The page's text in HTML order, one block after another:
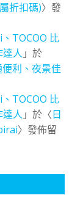
折扣碼)〉發
TOCOO 比
達人 」於
利、夜景佳
TOCOO 比
達人 」於〈日
〉發佈留